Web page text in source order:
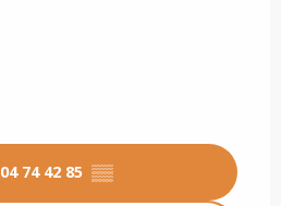
04 74 42 85 ▒▒